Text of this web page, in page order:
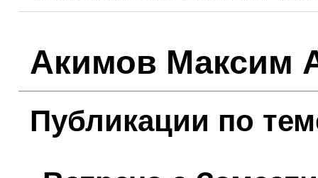
Акимов Максим
Публикации по